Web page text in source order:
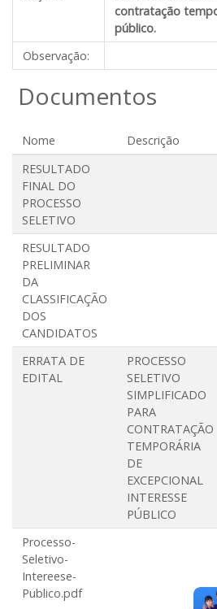
contratação
público.
Observação:
Documentos
Nome Descrição
RESULTADO
FINAL DO
PROCESSO
SELETIVO
RESULTADO
PRELIMINAR
DA
CLASSIFICAÇÃO
DOS
CANDIDATOS
ERRATA DE
EDITAL
PROCESSO
SELETIVO
SIMPLIFICADO
PARA
CONTRATAÇÃO
TEMPORÁRIA
DE
EXCEPCIONAL
INTERESSE
PÚBLICO
Processo-
Seletivo-
Intereese-
Publico.pdf